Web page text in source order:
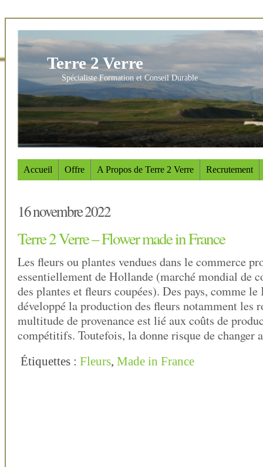
Terre 2 Verre
Spécialiste Formation et Conseil Durable
Accueil Offre A Propos de Terre 2 Verre Recrutement
16 novembre 2022
Terre 2 Verre – Flower made in France
Les fleurs ou plantes vendues dans le commerce
essentiellement de Hollande (marché mondial de
des plantes et fleurs coupées). Des pays, comme le
développé la production des fleurs notamment les
multitude de provenance est lié aux coûts de
compétitifs. Toutefois, la donne risque de
Étiquettes : Fleurs, Made in France